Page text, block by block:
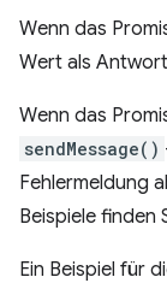
Wenn das
Wert als
Wenn das
sendMessage()
Fehlermeldung
Beispiele finden
Ein Beispiel für